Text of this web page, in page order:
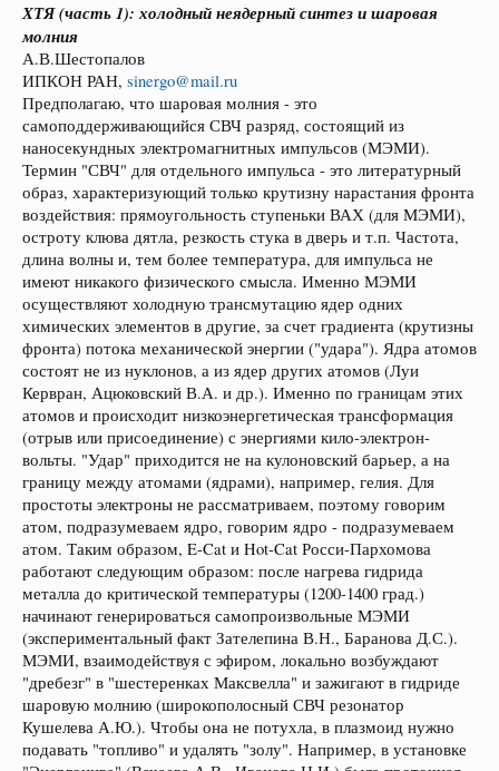
ХТЯ (часть 1): холодный неядерный синтез и шаровая
молния
А.В.Шестопалов
ИПКОН РАН, sinergo@mail.ru
Предполагаю, что шаровая молния - это
самоподдерживающийся СВЧ разряд, состоящий из
наносекундных электромагнитных импульсов (МЭМИ).
Термин "СВЧ" для отдельного импульса - это литературный
образ, характеризующий только крутизну нарастания фронта
воздействия: прямоугольность ступеньки ВАХ (для МЭМИ),
остроту клюва дятла, резкость стука в дверь и т.п. Частота,
длина волны и, тем более температура, для импульса не
имеют никакого физического смысла. Именно МЭМИ
осуществляют холодную трансмутацию ядер одних
химических элементов в другие, за счет градиента (крутизны
фронта) потока механической энергии ("удара"). Ядра атомов
состоят не из нуклонов, а из ядер других атомов (Луи
Кервран, Ацюковский В.А. и др.). Именно по границам этих
атомов и происходит низкоэнергетическая трансформация
(отрыв или присоединение) с энергиями кило-электрон-
вольты. "Удар" приходится не на кулоновский барьер, а на
границу между атомами (ядрами), например, гелия. Для
простоты электроны не рассматриваем, поэтому говорим
атом, подразумеваем ядро, говорим ядро - подразумеваем
атом. Таким образом, E-Cat и Hot-Cat Росси-Пархомова
работают следующим образом: после нагрева гидрида
металла до критической температуры (1200-1400 град.)
начинают генерироваться самопроизвольные МЭМИ
(экспериментальный факт Зателепина В.Н., Баранова Д.С.).
МЭМИ, взаимодействуя с эфиром, локально возбуждают
"дребезг" в "шестеренках Максвелла" и зажигают в гидриде
шаровую молнию (широкополосный СВЧ резонатор
Кушелева А.Ю.). Чтобы она не потухла, в плазмоид нужно
подавать "топливо" и удалять "золу". Например, в установке